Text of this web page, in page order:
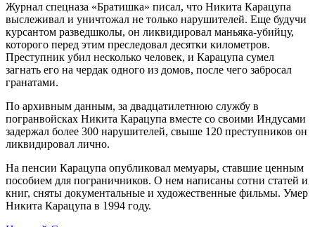
Журнал спецназа «Братишка» писал, что Никита Карацупа
выслеживал и уничтожал не только нарушителей. Еще будучи
курсантом разведшколы, он ликвидировал маньяка-убийцу,
которого перед этим преследовал десятки километров.
Преступник убил несколько человек, и Карацупа сумел
загнать его на чердак одного из домов, после чего забросал
гранатами.
По архивным данным, за двадцатилетнюю службу в
погранвойсках Никита Карацупа вместе со своими Индусами
задержал более 300 нарушителей, свыше 120 преступников он
ликвидировал лично.
На пенсии Карацупа опубликовал мемуары, ставшие ценным
пособием для пограничников. О нем написаны сотни статей и
книг, сняты документальные и художественные фильмы. Умер
Никита Карацупа в 1994 году.